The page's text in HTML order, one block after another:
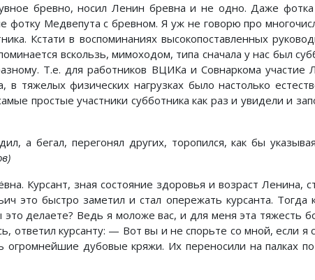
бревно, носил Ленин бревна и не одно. Даже
фотку Медвепута с бревном. Я уж не говорю про
Кстати в воспоминаниях высокопоставленных
вскользь, мимоходом, типа сначала у нас был
Т.е. для работников ВЦИКа и Совнаркома участие
в тяжелых физических нагрузках было настолько
простые участники субботника как раз и увидели и
а бегал, перегонял других, торопился, как бы
Курсант, зная состояние здоровья и возраст Ленина,
это быстро заметил и стал опережать курсанта. Тогда
делаете? Ведь я моложе вас, и для меня эта тяжесть
ответил курсанту: — Вот вы и не спорьте со мной, если я
огромнейшие дубовые кряжи. Их переносили на палках